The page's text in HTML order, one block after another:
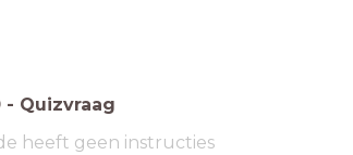
- Quizvraag
heeft geen instructies